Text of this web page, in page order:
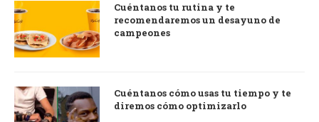
Cuéntanos tu rutina y te
recomendaremos un desayuno de
campeones
Cuéntanos cómo usas tu tiempo y te
diremos cómo optimizarlo